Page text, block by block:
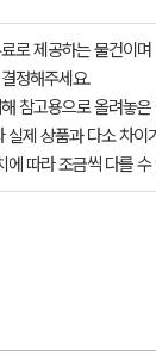
로 제공하는 물건이며
정해주세요.
참고용으로 올려놓은
제 상품과 다소 차이
따라 조금씩 다를